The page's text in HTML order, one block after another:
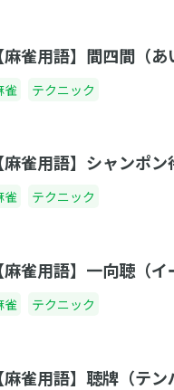
【麻雀用語】間四間（あ
雀 テクニック
【麻雀用語】シャンポン
雀 テクニック
【麻雀用語】一向聴（イ
雀 テクニック
【麻雀用語】聴牌（テン